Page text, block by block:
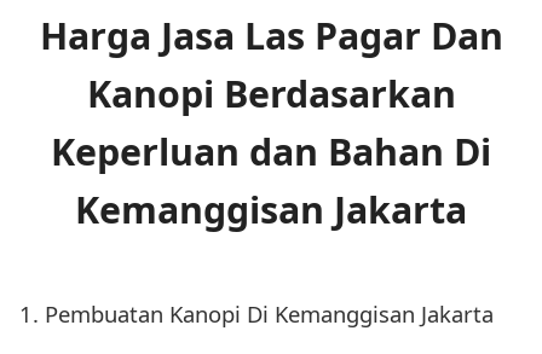
Harga Jasa Las Pagar Dan
Kanopi Berdasarkan
Keperluan dan Bahan Di
Kemanggisan Jakarta
1. Pembuatan Kanopi Di Kemanggisan Jakarta